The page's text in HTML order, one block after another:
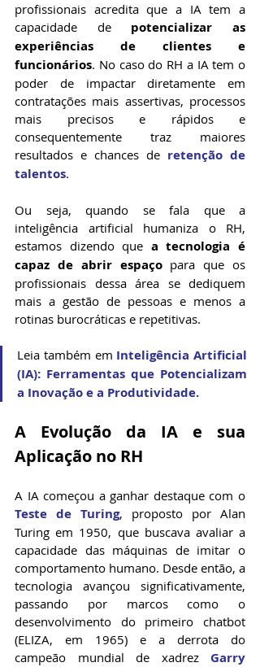
profissionais acredita que a IA tem a
capacidade de potencializar as
experiências de clientes e
funcionários. No caso do RH a IA tem o
poder de impactar diretamente em
contratações mais assertivas, processos
mais precisos e rápidos e
consequentemente traz maiores
resultados e chances de retenção de
talentos.
Ou seja, quando se fala que a
inteligência artificial humaniza o RH,
estamos dizendo que a tecnologia é
capaz de abrir espaço para que os
profissionais dessa área se dediquem
mais a gestão de pessoas e menos a
rotinas burocráticas e repetitivas.
Leia também em Inteligência Artificial
(IA): Ferramentas que Potencializam
a Inovação e a Produtividade.
A Evolução da IA e sua
Aplicação no RH
Teste de Turing, proposto por Alan
Turing em 1950, que buscava avaliar a
capacidade das máquinas de imitar o
comportamento humano. Desde então, a
tecnologia avançou significativamente,
passando por marcos como o
desenvolvimento do primeiro chatbot
(ELIZA, em 1965) e a derrota do
campeão mundial de xadrez Garry